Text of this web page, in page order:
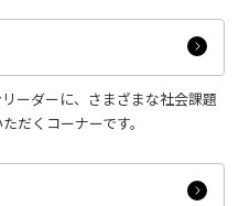
ーダーに、さまざまな社会課題
だくコーナーです。